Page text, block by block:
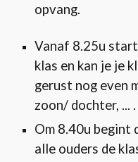
opvang.
Vanaf 8.25u
klas en kan je je
gerust nog even
zoon/ dochter, ... .
Om 8.40u begint
alle ouders de